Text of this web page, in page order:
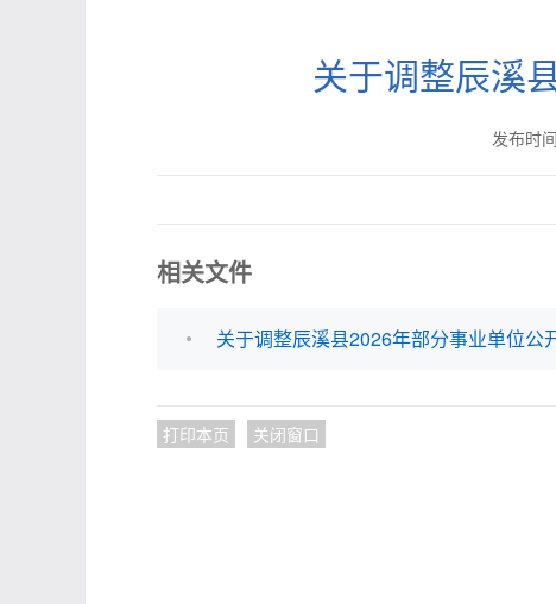
关于调整辰溪
发布时
相关文件
关于调整辰溪县2026年部分事业单位公
打印本页 关闭窗口